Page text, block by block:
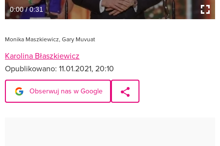
0:00 / 0:31
Monika Maszkiewicz, Gary Muvuat
Karolina Błaszkiewicz
Opublikowano: 11.01.2021, 20:10
Obserwuj nas w Google